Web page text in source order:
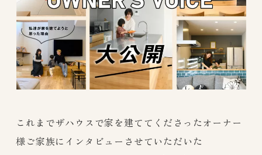
これまでザハウスで家を建ててくださったオーナー
様ご家族にインタビューさせていただいた